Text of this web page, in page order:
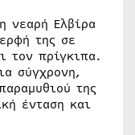
νεαρή Ελβίρα
της σε
τον πρίγκιπα.
σύγχρονη,
της
ένταση και